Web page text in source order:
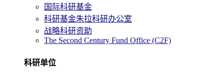
国际科研基金
科研基金朱拉科研办公室
战略科研资助
The Second Century Fund Office (C2F)
科研单位